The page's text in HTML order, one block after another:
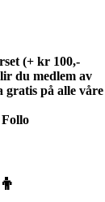
(+ kr 100,-
du medlem av
gratis på alle våre